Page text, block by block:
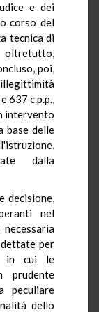
e dei
corso del
tecnica di
poi,
illegittimità
637 c.p.p.,
intervento
base delle
dalla
decisione,
nel
per
in cui le
prudente
peculiare
dello